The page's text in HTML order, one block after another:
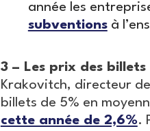
année les
subventionsà
3 – Les prix des billets
Krakovitch, directeur
billets de 5% en
cette année de 2,6%.